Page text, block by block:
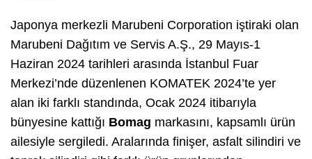
Japonya merkezli Marubeni Corporation iştiraki olan
Marubeni Dağıtım ve Servis A.Ş., 29 Mayıs-1
Haziran 2024 tarihleri arasında İstanbul Fuar
Merkezi’nde düzenlenen KOMATEK 2024’te yer
alan iki farklı standında, Ocak 2024 itibarıyla
bünyesine kattığı Bomag markasını, kapsamlı ürün
ailesiyle sergiledi. Aralarında finişer, asfalt silindiri ve